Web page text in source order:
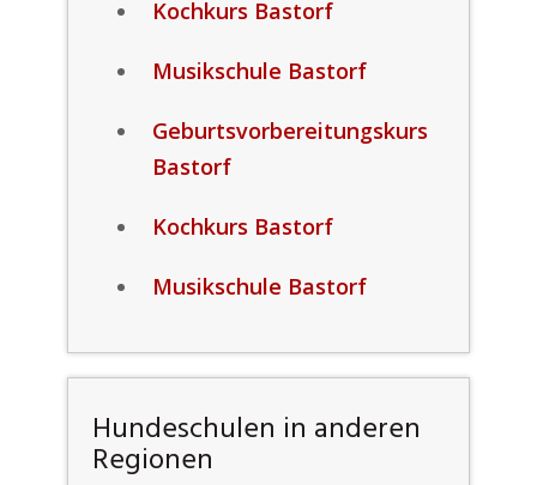
Kochkurs Bastorf
Musikschule Bastorf
Geburtsvorbereitungskurs
Bastorf
Kochkurs Bastorf
Musikschule Bastorf
Hundeschulen in anderen
Regionen